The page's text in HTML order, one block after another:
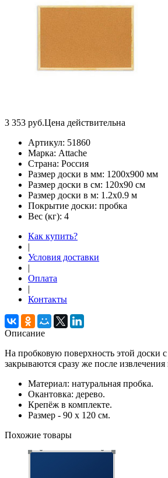
3 353 руб.Цена действительна
Артикул: 51860
Марка: Attache
Страна: Россия
Размер доски в мм: 1200х900 мм
Размер доски в см: 120х90 см
Размер доски в м: 1.2х0.9 м
Покрытие доски: пробка
Вес (кг): 4
Как купить?
|
Условия доставки
|
Оплата
|
Контакты
Описание
На пробковую поверхность этой доски
закрываются сразу же после
Материал: натуральная пробка.
Окантовка: дерево.
Крепёж в комплекте.
Размер - 90 х 120 см.
Похожие товары